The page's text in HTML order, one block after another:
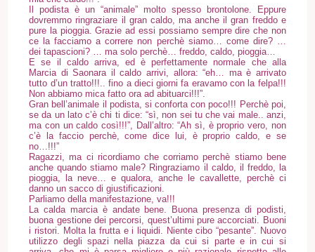
Il podista è un “animale” molto spesso brontolone. Eppure
dovremmo ringraziare il gran caldo, ma anche il gran freddo e
pure la pioggia. Grazie ad essi possiamo sempre dire che non
ce la facciamo a correre non perchè siamo… come dire? …
dei tapascioni? … ma solo perchè… freddo, caldo, pioggia…
E se il caldo arriva, ed è perfettamente normale che alla
Marcia di Saonara il caldo arrivi, allora: “eh… ma è arrivato
tutto d’un tratto!!!.. fino a dieci giorni fa eravamo con la felpa!!!
Non abbiamo mica fatto ora ad abituarci!!!”.
Gran bell’animale il podista, si conforta con poco!!! Perchè poi,
se da un lato c’è chi ti dice: “sì, non sei tu che vai male.. anzi,
ma con un caldo così!!!”, Dall’altro: “Ah sì, è proprio vero, non
c’è la faccio perchè, come dice lui, è proprio caldo, e se
no…!!!”
Ragazzi, ma ci ricordiamo che corriamo perchè stiamo bene
anche quando stiamo male? Ringraziamo il caldo, il freddo, la
pioggia, la neve… e qualora, anche le cavallette, perchè ci
danno un sacco di giustificazioni.
Parliamo della manifestazione, va!!!
La calda marcia è andate bene. Buona presenza di podisti,
buona gestione dei percorsi, quest’ultimi pure accorciati. Buoni
i ristori. Molta la frutta e i liquidi. Niente cibo “pesante”. Nuovo
utilizzo degli spazi nella piazza da cui si parte e in cui si